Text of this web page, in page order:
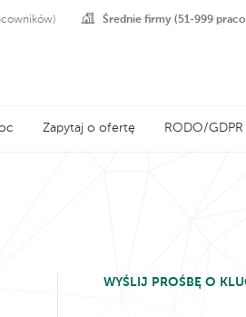
Średnie firmy (51-999
Zapytaj o ofertę RODO/GDPR
WYŚLIJ PROŚBĘ O